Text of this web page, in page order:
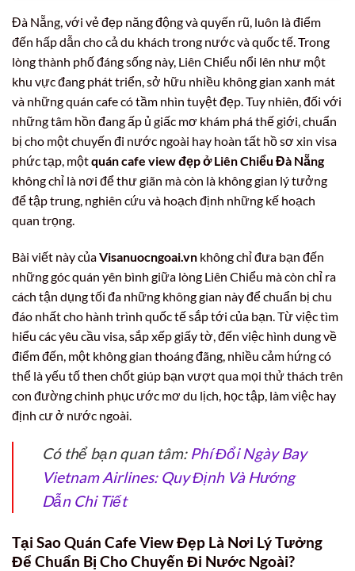
Đà Nẵng, với vẻ đẹp năng động và quyến rũ, luôn là điểm
đến hấp dẫn cho cả du khách trong nước và quốc tế. Trong
lòng thành phố đáng sống này, Liên Chiểu nổi lên như một
khu vực đang phát triển, sở hữu nhiều không gian xanh mát
và những quán cafe có tầm nhìn tuyệt đẹp. Tuy nhiên, đối với
những tâm hồn đang ấp ủ giấc mơ khám phá thế giới, chuẩn
bị cho một chuyến đi nước ngoài hay hoàn tất hồ sơ xin visa
phức tạp, mộtquán cafe view đẹp ở Liên Chiểu Đà Nẵng
không chỉ là nơi để thư giãn mà còn là không gian lý tưởng
để tập trung, nghiên cứu và hoạch định những kế hoạch
quan trọng.
Bài viết này củaVisanuocngoai.vn không chỉ đưa bạn đến
những góc quán yên bình giữa lòng Liên Chiểu mà còn chỉ ra
cách tận dụng tối đa những không gian này để chuẩn bị chu
đáo nhất cho hành trình quốc tế sắp tới của bạn. Từ việc tìm
hiểu các yêu cầu visa, sắp xếp giấy tờ, đến việc hình dung về
điểm đến, một không gian thoáng đãng, nhiều cảm hứng có
thể là yếu tố then chốt giúp bạn vượt qua mọi thử thách trên
con đường chinh phục ước mơ du lịch, học tập, làm việc hay
định cư ở nước ngoài.
Có thể bạn quan tâm: Phí Đổi Ngày Bay
Vietnam Airlines: Quy Định Và Hướng
Dẫn Chi Tiết
Tại Sao Quán Cafe View Đẹp Là Nơi Lý Tưởng
Để Chuẩn Bị Cho Chuyến Đi Nước Ngoài?